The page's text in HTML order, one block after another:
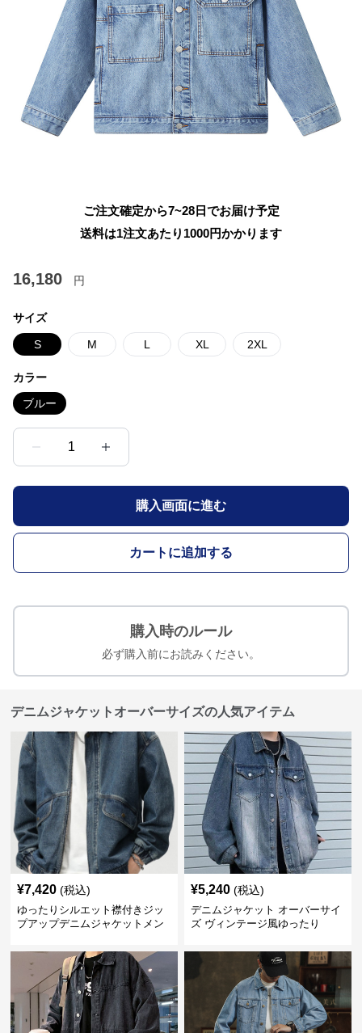
ご注文確定から7~28日でお届け予定
送料は1注文あたり 1000円かかります
16,180 円
サイズ
S M L XL 2XL
カラー
ブルー
1
購入画面に進む
カートに追加する
購入時のルール
必ず購入前にお読みください。
デニムジャケットオーバーサイズの人気アイテム
¥7,420 (税込)
ゆったりシルエット襟付きジッ
プアップデニムジャケットメン
¥5,240 (税込)
デニムジャケット オーバーサイ
ズ ヴィンテージ風ゆったり